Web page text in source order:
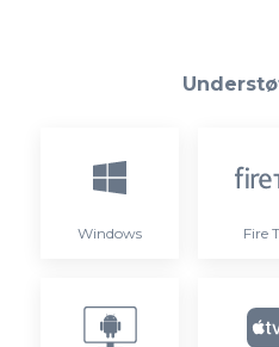
Windows Fire